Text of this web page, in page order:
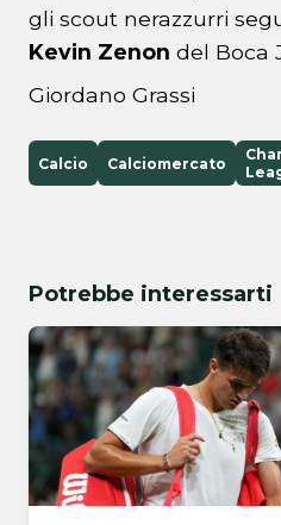
gli scout nerazzurri
Kevin Zenon del Boca
Giordano Grassi
Calcio Calciomercato
Potrebbe interessarti